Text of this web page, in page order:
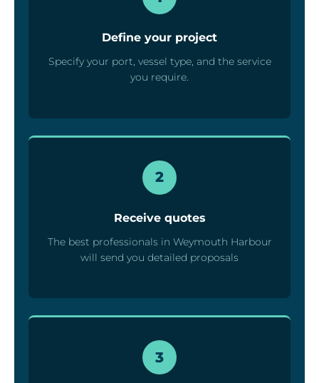
Define your project
Specify your port, vessel type, and the service
you require.
2
Receive quotes
The best professionals in Weymouth Harbour
will send you detailed proposals
3